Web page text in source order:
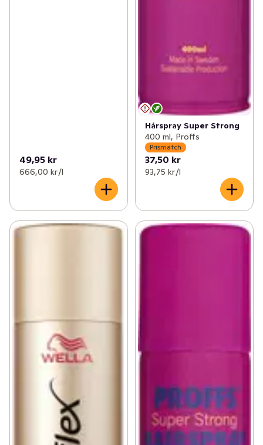
49,95 kr
666,00 kr /l
Hårspray Super Strong
400 ml, Proffs
Prismatch
37,50 kr
93,75 kr /l